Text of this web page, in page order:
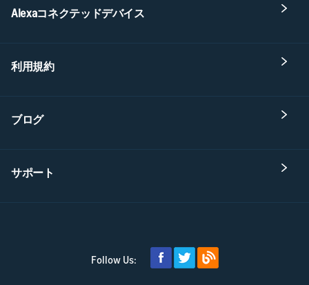
Alexaコネクテッドデバイス
利用規約
ブログ
サポート
Follow Us: